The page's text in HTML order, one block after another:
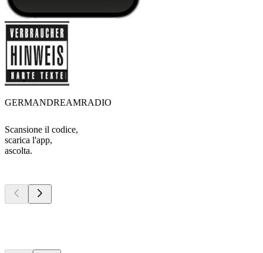
GERMANDREAMRADIO
Scansione il codice,
scarica l'app,
ascolta.